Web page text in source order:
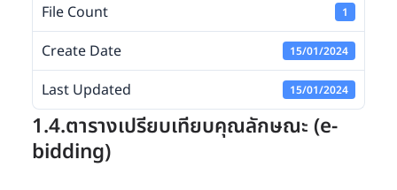
File Count 1
Create Date 15/01/2024
Last Updated 15/01/2024
1.4.ตารางเปรียบเทียบคุณลักษณะ (e-
bidding)